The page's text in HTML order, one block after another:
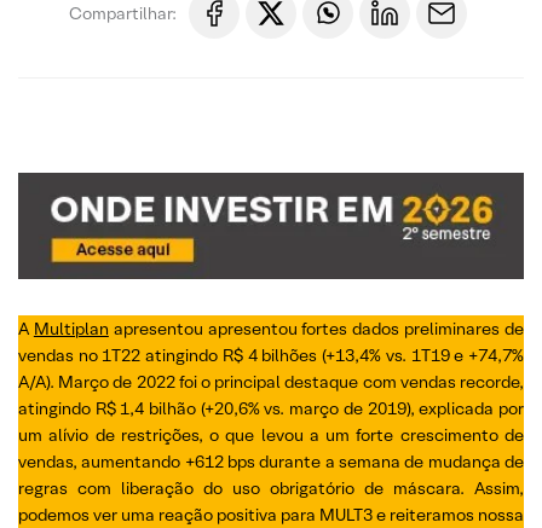
Compartilhar:
A Multiplan apresentou apresentou fortes dados preliminares de
vendas no 1T22 atingindo R$ 4 bilhões (+13,4% vs. 1T19 e +74,7%
A/A). Março de 2022 foi o principal destaque com vendas recorde,
atingindo R$ 1,4 bilhão (+20,6% vs. março de 2019), explicada por
um alívio de restrições, o que levou a um forte crescimento de
vendas, aumentando +612 bps durante a semana de mudança de
regras com liberação do uso obrigatório de máscara. Assim,
podemos ver uma reação positiva para MULT3 e reiteramos nossa